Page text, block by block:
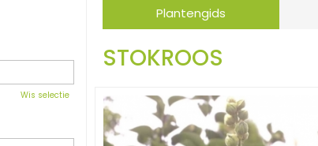
Plantengids
STOKROOS
Wis selectie